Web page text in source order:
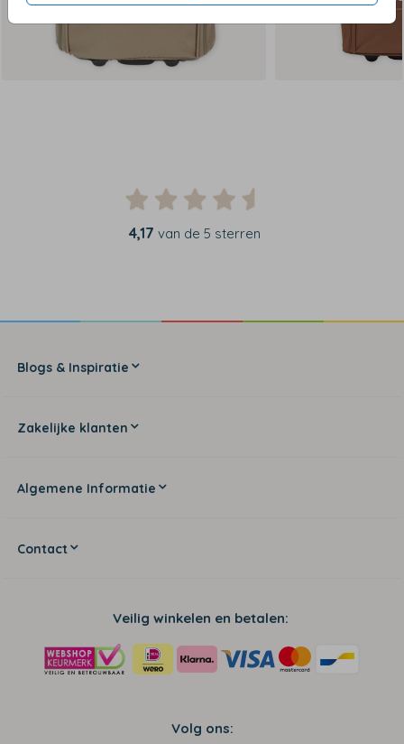
4,17 van de 5 sterren
Blogs & Inspiratie
Zakelijke klanten
Algemene Informatie
Contact
Veilig winkelen en betalen:
Volg ons: